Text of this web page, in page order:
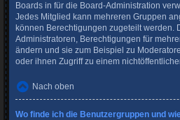
Boards in für die Board-Administration
Jedes Mitglied kann mehreren Gruppen
können Berechtigungen zugeteilt werden.
Administratoren, Berechtigungen für
ändern und sie zum Beispiel zu
oder ihnen Zugriff zu einem
Nach oben
Wo finde ich die Benutzergruppen und